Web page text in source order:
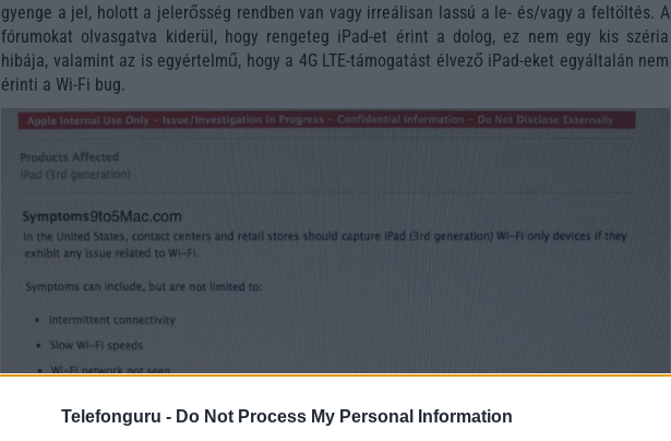
Telefonguru - Do Not Process My Personal Information
gyenge a jel, holott a jelerősség rendben van vagy irreálisan lassú a le- és/vagy a feltöltés. A
fórumokat olvasgatva kiderül, hogy rengeteg iPad-et érint a dolog, ez nem egy kis széria
hibája, valamint az is egyértelmű, hogy a 4G LTE-támogatást élvező iPad-eket egyáltalán nem
érinti a Wi-Fi bug.